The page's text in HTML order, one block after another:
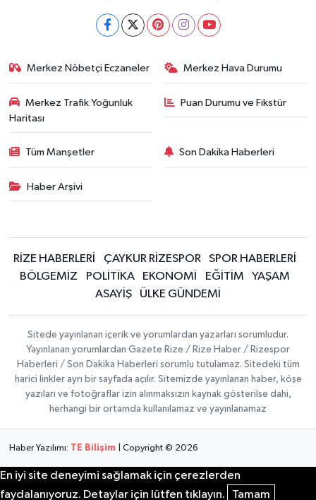
Merkez Nöbetçi Eczaneler Merkez Hava Durumu
Merkez Trafik Yoğunluk
Haritası
Puan Durumu ve Fikstür
Tüm Manşetler Son Dakika Haberleri
Haber Arşivi
RİZE HABERLERİ ÇAYKUR RİZESPOR
SPOR HABERLERİ
BÖLGEMİZ
POLİTİKA EKONOMİ EĞİTİM
YAŞAM
ASAYİŞ
ÜLKE GÜNDEMİ
Sitede yayınlanan içerik ve yorumlardan yazarları sorumludur.
Yayınlanan yorumlardan Gazete Rize / Rize Haber / Rizespor
Haberleri / Son Dakika Haberleri sorumlu tutulamaz. Sitedeki tüm
harici linkler ayrı bir sayfada açılır. Sitemizde yayınlanan haber, köşe
yazıları ve fotoğraflar izin alınmaksızın kaynak gösterilse dahi,
herhangi bir ortamda kullanılamaz ve yayınlanamaz
Haber Yazılımı: TE Bilişim | Copyright © 2026
En iyi site deneyimi sağlamak için çerezlerden
faydalanıyoruz. Detaylar için lütfen tıklayın.
Tamam